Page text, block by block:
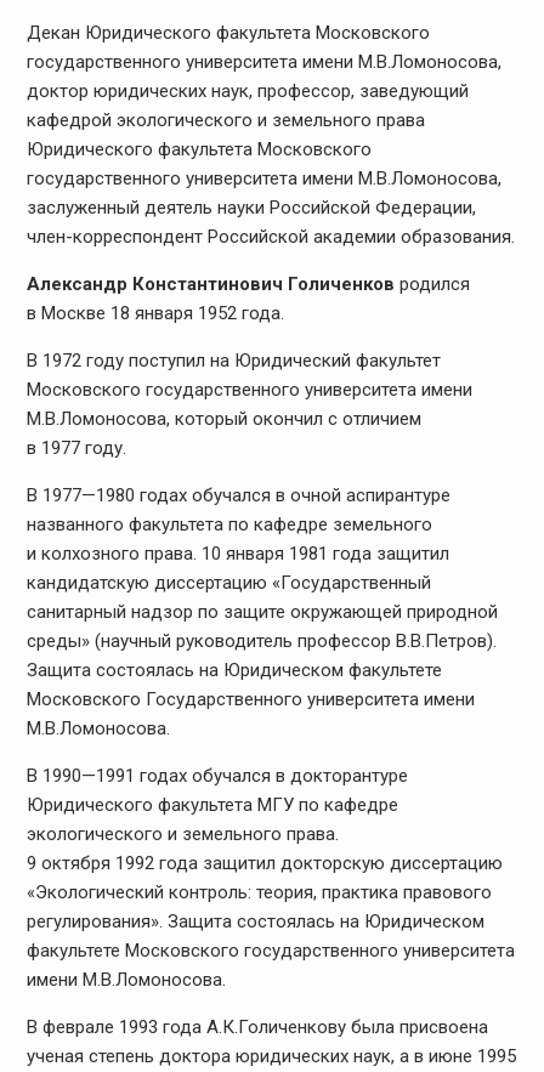
Декан Юридического факультета Московского
государственного университета имени М.В.Ломоносова,
доктор юридических наук, профессор, заведующий
кафедрой экологического и земельного права
Юридического факультета Московского
государственного университета имени М.В.Ломоносова,
заслуженный деятель науки Российской Федерации,
член-корреспондент Российской академии образования.
Александр Константинович Голиченков родился
в Москве 18 января 1952 года.
В 1972 году поступил на Юридический факультет
Московского государственного университета имени
М.В.Ломоносова, который окончил с отличием
в 1977 году.
В 1977—1980 годах обучался в очной аспирантуре
названного факультета по кафедре земельного
и колхозного права. 10 января 1981 года защитил
кандидатскую диссертацию «Государственный
санитарный надзор по защите окружающей природной
среды» (научный руководитель профессор В.В.Петров).
Защита состоялась на Юридическом факультете
Московского Государственного университета имени
М.В.Ломоносова.
В 1990—1991 годах обучался в докторантуре
Юридического факультета МГУ по кафедре
экологического и земельного права.
9 октября 1992 года защитил докторскую диссертацию
«Экологический контроль: теория, практика правового
регулирования». Защита состоялась на Юридическом
факультете Московского государственного университета
имени М.В.Ломоносова.
В феврале 1993 года А.К.Голиченкову была присвоена
ученая степень доктора юридических наук, а в июне 1995